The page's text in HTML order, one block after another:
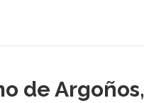
de Argoños,